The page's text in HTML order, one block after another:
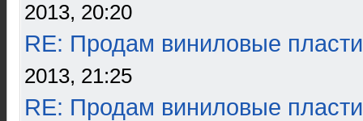
2013, 20:20
RE: Продам виниловые
2013, 21:25
RE: Продам виниловые